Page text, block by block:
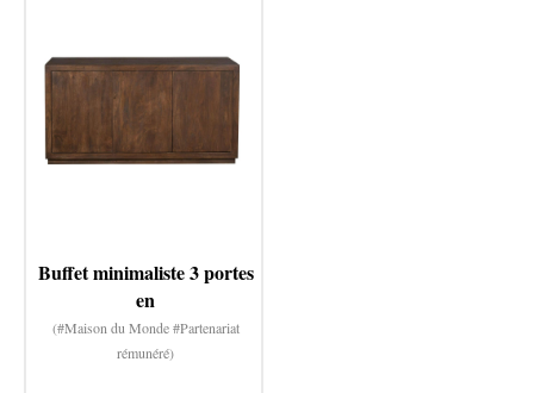
Buffet minimaliste 3 portes
en
(#Maison du Monde #Partenariat
rémunéré)